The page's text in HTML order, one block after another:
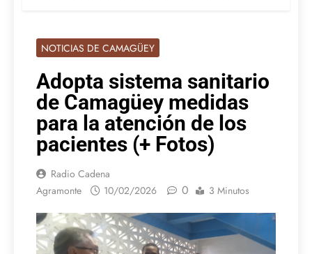
NOTICIAS DE CAMAGÜEY
Adopta sistema sanitario
de Camagüey medidas
para la atención de los
pacientes (+ Fotos)
Radio Cadena
Agramonte
10/02/2026 0 3 Minutos